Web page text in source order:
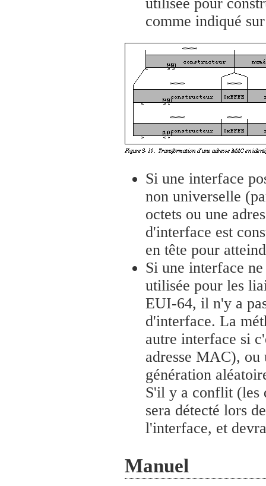
utilisée pour
comme indiqué
Si une interface
non universelle
octets ou une
d'interface est
en tête pour
Si une interface
utilisée pour les
EUI-64, il n'y a
d'interface. La
autre interface si
adresse MAC),
génération
S'il y a conflit (les
sera détecté lors
l'interface, et
Manuel